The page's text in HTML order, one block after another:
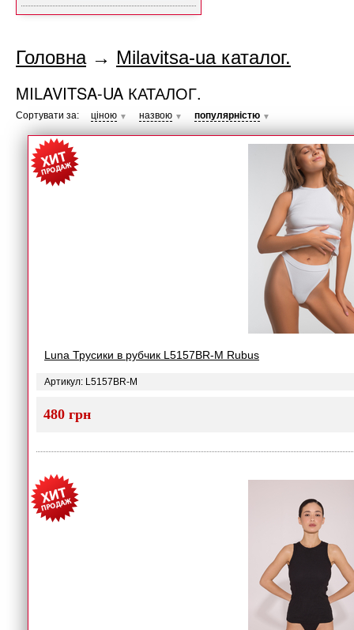
Головна→ Milavitsa-ua каталог.
MILAVITSA-UA КАТАЛОГ.
Сортувати за: ціною ▼ назвою ▼ популярністю ▼
Luna Трусики в рубчик L5157BR-M Rubus
Артикул: L5157BR-M
480 грн